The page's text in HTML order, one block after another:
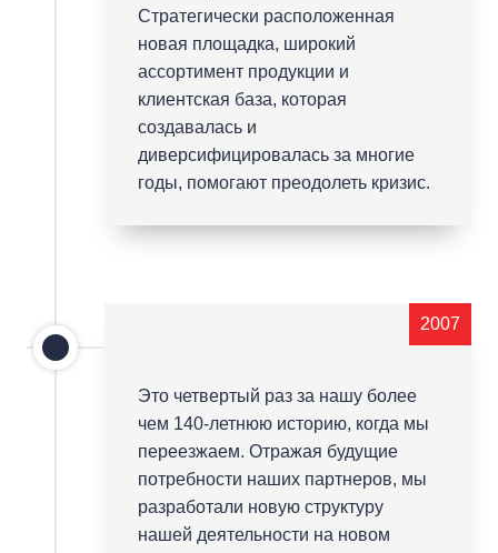
Стратегически расположенная
новая площадка, широкий
ассортимент продукции и
клиентская база, которая
создавалась и
диверсифицировалась за многие
годы, помогают преодолеть кризис.
2007
Это четвертый раз за нашу более
чем 140-летнюю историю, когда мы
переезжаем. Отражая будущие
потребности наших партнеров, мы
разработали новую структуру
нашей деятельности на новом